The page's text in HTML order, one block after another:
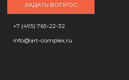
ЗАДАТЬ ВОПРОС
+7 (495) 765-22-32
info@art-complex.ru